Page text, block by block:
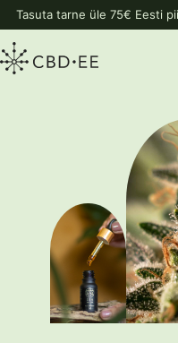
Tasuta tarne üle 75€ Eesti